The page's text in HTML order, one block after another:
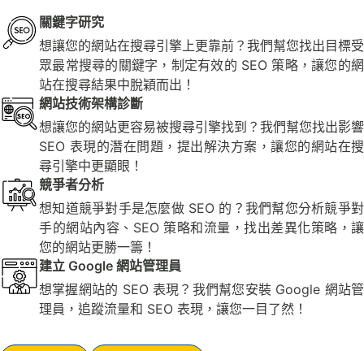
關鍵字研究
想讓您的網站在搜尋引擎上更靠前？我們幫您找出目標受
眾最常搜尋的關鍵字，制定有效的 SEO 策略，讓您的網
站在搜尋結果中脫穎而出！
網站技術架構診斷
想讓您的網站更容易被搜尋引擎找到？我們幫您找出影響
SEO 表現的潛在問題，提出解決方案，讓您的網站在搜
尋引擎中更顯眼！
競爭者分析
想知道競爭對手是怎麼做 SEO 的？我們幫您分析競爭對
手的網站內容、SEO 策略和流量，找出差異化策略，讓
您的網站更勝一籌！
建立 Google 網站管理員
想掌握網站的 SEO 表現？我們幫您安裝 Google 網站管
理員，追蹤流量和 SEO 表現，讓您一目了然！